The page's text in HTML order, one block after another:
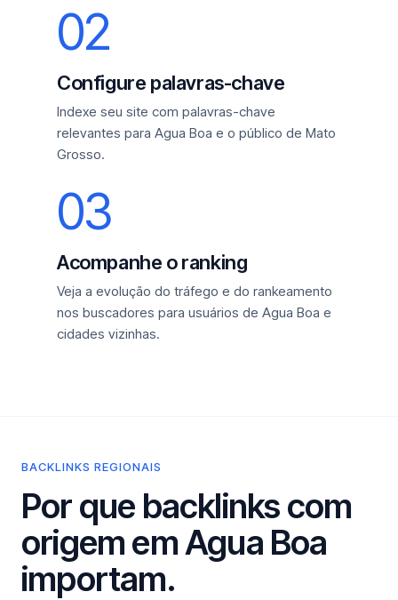
02
Configure palavras-chave
Indexe seu site com palavras-chave
relevantes para Agua Boa e o público de Mato
Grosso.
03
Acompanhe o ranking
Veja a evolução do tráfego e do rankeamento
nos buscadores para usuários de Agua Boa e
cidades vizinhas.
BACKLINKS REGIONAIS
Por que backlinks com
origem em Agua Boa
importam.